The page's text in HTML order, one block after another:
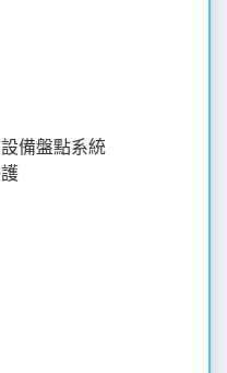
備盤點系統